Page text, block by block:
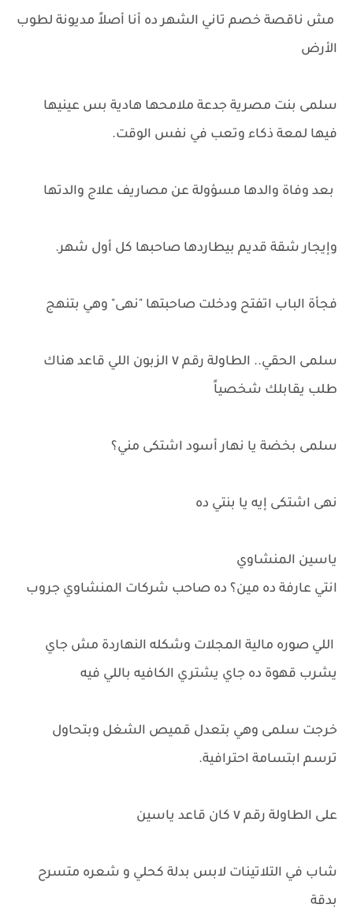
مش ناقصة خصم تاني الشهر ده أنا أصلاً مديونة لطوب
الأرض
سلمى بنت مصرية جدعة ملامحها هادية بس عينيها
فيها لمعة ذكاء وتعب في نفس الوقت.
بعد وفاة والدها مسؤولة عن مصاريف علاج والدتها
وإيجار شقة قديم بيطاردها صاحبها كل أول شهر.
فجأة الباب اتفتح ودخلت صاحبتها "نهى" وهي بتنهج
سلمى الحقي.. الطاولة رقم ٧ الزبون اللي قاعد هناك
طلب يقابلك شخصياً
سلمى بخضة يا نهار أسود اشتكى مني؟
نهى اشتكى إيه يا بنتي ده
ياسين المنشاوي
انتي عارفة ده مين؟ ده صاحب شركات المنشاوي جروب
اللي صوره مالية المجلات وشكله النهاردة مش جاي
يشرب قهوة ده جاي يشتري الكافيه باللي فيه
خرجت سلمى وهي بتعدل قميص الشغل وبتحاول
ترسم ابتسامة احترافية.
على الطاولة رقم ٧ كان قاعد ياسين
شاب في التلاتينات لابس بدلة كحلي و شعره متسرح
بدقة